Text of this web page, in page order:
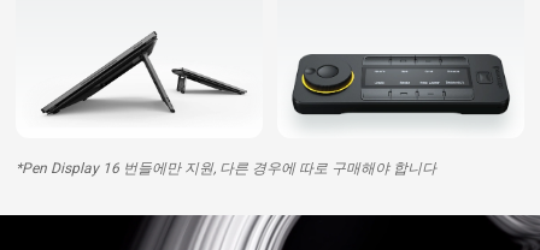
*Pen Display 16 번들에만 지원, 다른 경우에 따로 구매해야 합니다